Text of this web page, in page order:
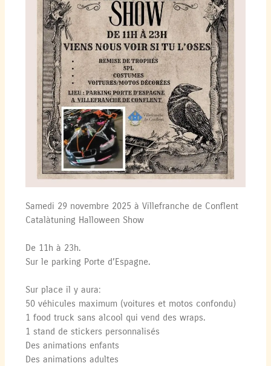
Samedi 29 novembre 2025 à Villefranche de Conflent
Catalàtuning Halloween Show
De 11h à 23h.
Sur le parking Porte d’Espagne.
Sur place il y aura:
50 véhicules maximum (voitures et motos confondu)
1 food truck sans alcool qui vend des wraps.
1 stand de stickers personnalisés
Des animations enfants
Des animations adultes